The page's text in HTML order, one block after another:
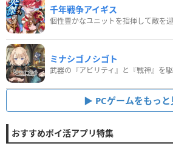
千年戦争アイギス
個性豊かなユニットを指揮して敵を
ミナシゴノシゴト
PCゲームをもっと
おすすめポイ活アプリ特集